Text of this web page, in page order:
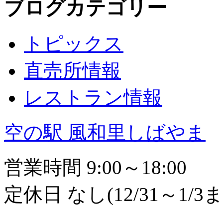
ブログカテゴリー
トピックス
直売所情報
レストラン情報
空の駅 風和里しばやま
営業時間 9:00～18:00
定休日 なし(12/31～1/3